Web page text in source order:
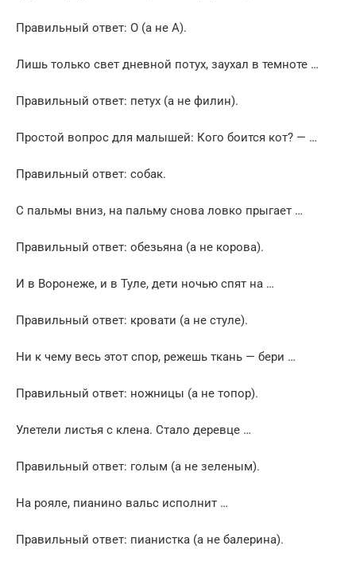
Правильный ответ: О (а не А).
Лишь только свет дневной потух, заухал в темноте …
Правильный ответ: петух (а не филин).
Простой вопрос для малышей: Кого боится кот? — …
Правильный ответ: собак.
С пальмы вниз, на пальму снова ловко прыгает …
Правильный ответ: обезьяна (а не корова).
И в Воронеже, и в Туле, дети ночью спят на …
Правильный ответ: кровати (а не стуле).
Ни к чему весь этот спор, режешь ткань — бери …
Правильный ответ: ножницы (а не топор).
Улетели листья с клена. Стало деревце …
Правильный ответ: голым (а не зеленым).
На рояле, пианино вальс исполнит …
Правильный ответ: пианистка (а не балерина).